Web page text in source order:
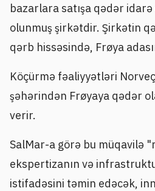
bazarlara satışa qədər
olunmuş şirkətdir. Şirkətin
qərb hissəsində, Frøya
Köçürmə fəaliyyətləri
şəhərindən Frøyaya qədər
verir.
SalMar-a görə bu müqavilə
ekspertizanın və
istifadəsini təmin edəcək,